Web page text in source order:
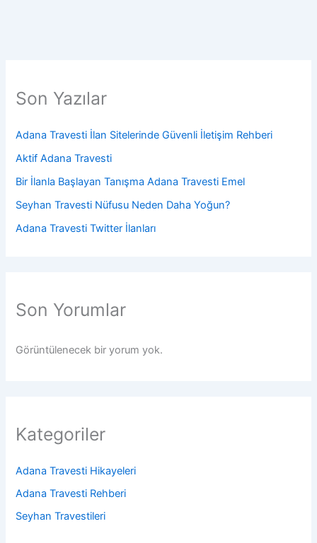
Son Yazılar
Adana Travesti İlan Sitelerinde Güvenli İletişim Rehberi
Aktif Adana Travesti
Bir İlanla Başlayan Tanışma Adana Travesti Emel
Seyhan Travesti Nüfusu Neden Daha Yoğun?
Adana Travesti Twitter İlanları
Son Yorumlar
Görüntülenecek bir yorum yok.
Kategoriler
Adana Travesti Hikayeleri
Adana Travesti Rehberi
Seyhan Travestileri